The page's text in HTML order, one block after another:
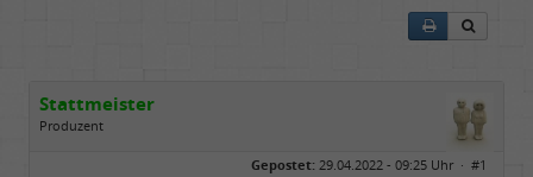
Stattmeister
Produzent
Gepostet: 29.04.2022 - 09:25 Uhr · #1